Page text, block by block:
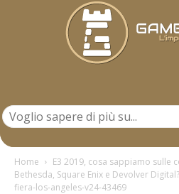
Home
E3 2019, cosa sappiamo sulle
Bethesda, Square Enix e Devolver Digital?
fiera-los-angeles-v24-43469